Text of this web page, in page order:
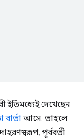
ইতিমধ্যেই দেখেছেন
বার্তা আসে, তাহলে
পূর্ববর্তী